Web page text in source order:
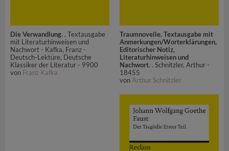
Die Verwandlung. . Textausgabe
mit Literaturhinweisen und
Nachwort - Kafka, Franz -
Deutsch-Lektüre, Deutsche
Klassiker der Literatur - 9900
von Franz Kafka
Traumnovelle. Textausgabe mit
Anmerkungen/Worterklärungen,
Editorischer Notiz,
Literaturhinweisen und
Nachwort. . Schnitzler, Arthur -
18455
von Arthur Schnitzler